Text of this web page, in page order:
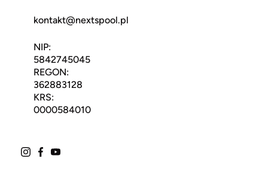
kontakt@nextspool.pl
NIP:
5842745045
REGON:
362883128
KRS:
0000584010